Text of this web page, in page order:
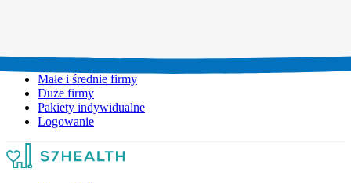
Małe i średnie firmy
Duże firmy
Pakiety indywidualne
Logowanie